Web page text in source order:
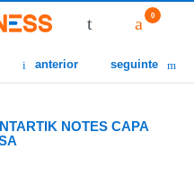
0
anterior seguinte
NOTES CAPA